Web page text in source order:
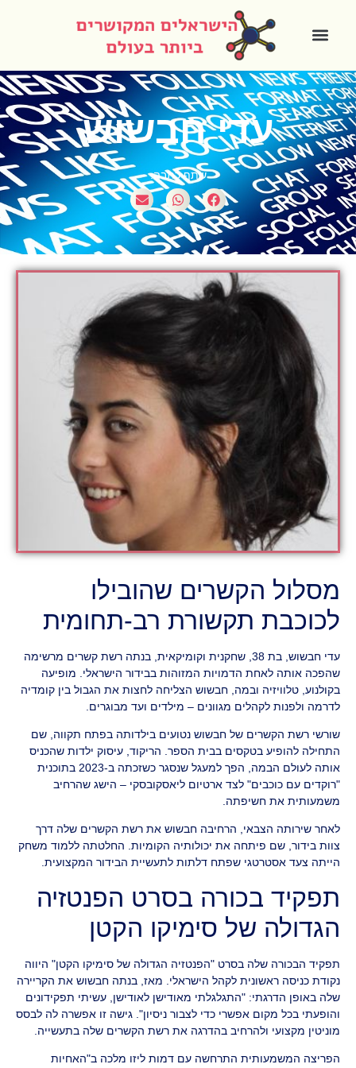
עדי חבשוש
שתף כתבה:
מסלול הקשרים שהובילו
לכוכבת תקשורת רב-תחומית
עדי חבשוש, בת 38, שחקנית וקומיקאית, בנתה רשת קשרים מרשימה
שהפכה אותה לאחת הדמויות המזוהות בבידור הישראלי. מופיעה
בקולנוע, טלוויזיה ובמה, חבשוש הצליחה לחצות את הגבול בין קומדיה
לדרמה ולפנות לקהלים מגוונים – מילדים ועד מבוגרים.
שורשי רשת הקשרים של חבשוש נטועים בילדותה בפתח תקווה, שם
התחילה להופיע בטקסים בבית הספר. הריקוד, עיסוק ילדות שהכניס
אותה לעולם הבמה, הפך למעגל שנסגר כשזכתה ב-2023 בתוכנית
"רוקדים עם כוכבים" לצד ארטיום ליאסקובסקי – הישג שהרחיב
משמעותית את חשיפתה.
לאחר שירותה הצבאי, הרחיבה חבשוש את רשת הקשרים שלה דרך
צוות בידור, שם פיתחה את יכולותיה הקומיות. החלטתה ללמוד משחק
הייתה צעד אסטרטגי שפתח דלתות לתעשיית הבידור המקצועית.
תפקיד בכורה בסרט הפנטזיה
הגדולה של סימיקו הקטן
תפקיד הבכורה שלה בסרט "הפנטזיה הגדולה של סימיקו הקטן" היווה
נקודת כניסה ראשונית לקהל הישראלי. מאז, בנתה חבשוש את הקריירה
שלה באופן הדרגתי: "התגלגלתי מאודישן לאודישן, עשיתי תפקידונים
והופעתי בכל מקום אפשרי כדי לצבור ניסיון". גישה זו אפשרה לה לבסס
מוניטין מקצועי ולהרחיב בהדרגה את רשת הקשרים שלה בתעשייה.
הפריצה המשמעותית התרחשה עם דמות ליזו מלכה ב"האחיות